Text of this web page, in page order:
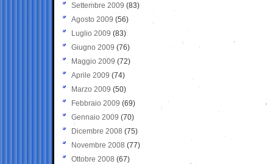
Settembre 2009 (83)
Agosto 2009 (56)
Luglio 2009 (83)
Giugno 2009 (76)
Maggio 2009 (72)
Aprile 2009 (74)
Marzo 2009 (50)
Febbraio 2009 (69)
Gennaio 2009 (70)
Dicembre 2008 (75)
Novembre 2008 (77)
Ottobre 2008 (67)